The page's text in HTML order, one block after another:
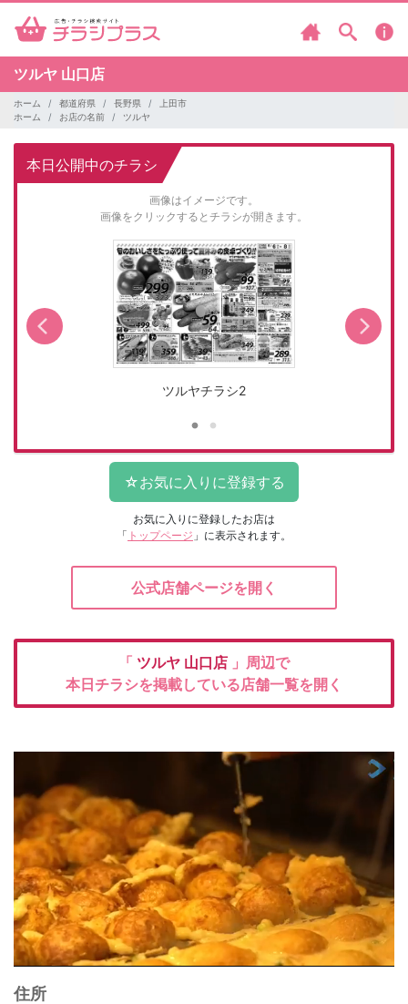
ツルヤ 山口店
ホーム 都道府県 長野県
上田市
ホーム
お店の名前 ツルヤ
本日公開中のチラシ
画像はイメージです。
画像をクリックするとチラシが開きます。
ツルヤチラシ2
お気に入りに登録したお店は
「 トップページ 」に表示されます。
公式店舗ページを開く
「 ツルヤ 山口店 」周辺で
本日チラシを掲載している店舗一覧を開く
住所